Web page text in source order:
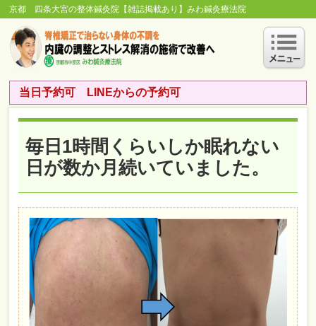
京都 四条大宮の整体鍼灸院【雑誌掲載あり】みわ鍼灸療法院
当日予約可 LINEからの予約可
毎日1時間くらいしか眠れない
日が数か月続いていました。